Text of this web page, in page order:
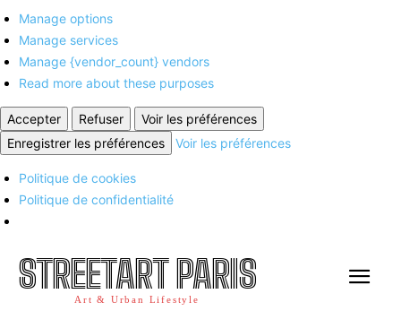
Manage options
Manage services
Manage {vendor_count} vendors
Read more about these purposes
Accepter Refuser
Voir les préférences
Enregistrer les préférences
Voir les préférences
Politique de cookies
Politique de confidentialité
STREETART PARIS
Art & Urban Lifestyle